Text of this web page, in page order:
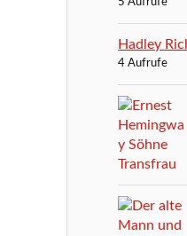
Hadley
4 Aufrufe